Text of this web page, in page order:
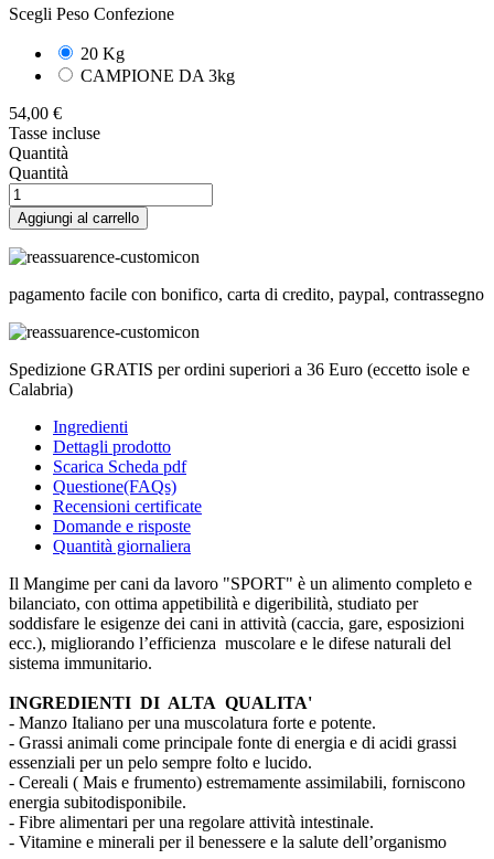
Scegli Peso Confezione
20 Kg
CAMPIONE DA 3kg
54,00 €
Tasse incluse
Quantità
Quantità
Aggiungi al carrello
pagamento facile con bonifico, carta di credito, paypal, contrassegno
Spedizione GRATIS per ordini superiori a 36 Euro (eccetto isole e
Calabria)
Ingredienti
Dettagli prodotto
Scarica Scheda pdf
Questione(FAQs)
Recensioni certificate
Domande e risposte
Quantità giornaliera
Il Mangime per cani da lavoro "SPORT" è un alimento completo e
bilanciato, con ottima appetibilità e digeribilità, studiato per
soddisfare le esigenze dei cani in attività (caccia, gare, esposizioni
ecc.), migliorando l’efficienza muscolare e le difese naturali del
sistema immunitario.
INGREDIENTI DI ALTA QUALITA'
- Manzo Italiano per una muscolatura forte e potente.
- Grassi animali come principale fonte di energia e di acidi grassi
essenziali per un pelo sempre folto e lucido.
- Cereali ( Mais e frumento) estremamente assimilabili, forniscono
energia subitodisponibile.
- Fibre alimentari per una regolare attività intestinale.
- Vitamine e minerali per il benessere e la salute dell’organismo